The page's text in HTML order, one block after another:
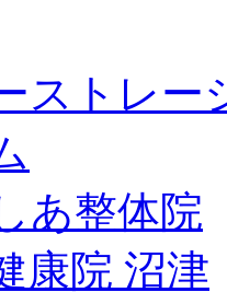
ストレー
あ整体院
康院 沼津